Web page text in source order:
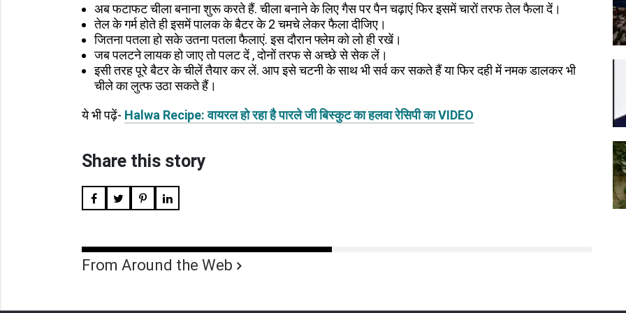
अब फटाफट चीला बनाना शुरू करते हैं. चीला बनाने के लिए गैस पर पैन चढ़ाएं फिर इसमें चारों तरफ तेल फैला दें।
तेल के गर्म होते ही इसमें पालक के बैटर के 2 चमचे लेकर फैला दीजिए।
जितना पतला हो सके उतना पतला फैलाएं. इस दौरान फ्लेम को लो ही रखें।
जब पलटने लायक हो जाए तो पलट दें , दोनों तरफ से अच्छे से सेक लें।
इसी तरह पूरे बैटर के चीलें तैयार कर लें. आप इसे चटनी के साथ भी सर्व कर सकते हैं या फिर दही में नमक डालकर भी
चीले का लुत्फ उठा सकते हैं।
ये भी पढ़ें- Halwa Recipe: वायरल हो रहा है पारले जी बिस्कुट का हलवा रेसिपी का VIDEO
Share this story
From Around the Web